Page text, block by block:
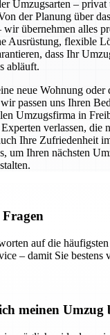
Umzugsarten –
der Planung über
wir übernehmen alles
Ausrüstung, flexible
dass Ihr
abläuft.
neue Wohnung oder
passen uns Ihren
Umzugsfirma in
verlassen, die
Ihre Zufriedenheit
um Ihren nächsten
auf die
– damit Sie bestens
meinen Umzug